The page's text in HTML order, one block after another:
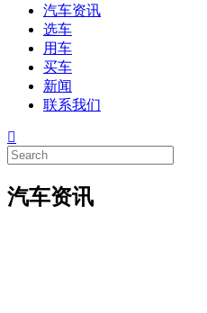
汽车资讯
选车
用车
买车
新闻
联系我们
汽车资讯